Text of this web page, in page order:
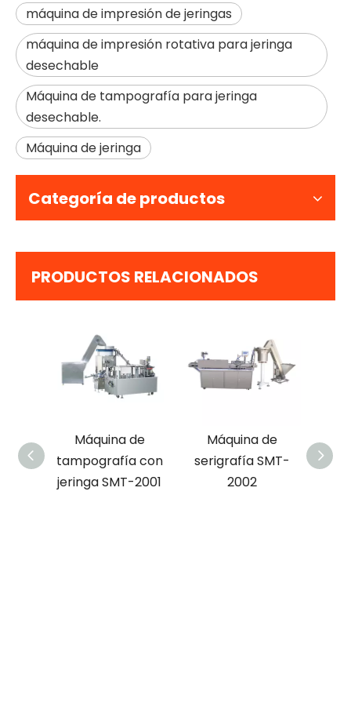
máquina de impresión de jeringas
máquina de impresión rotativa para jeringa
desechable
Máquina de tampografía para jeringa
desechable.
Máquina de jeringa
Categoría de productos
PRODUCTOS RELACIONADOS
con
Máquina de
serigrafía SMT-
2002
Máquina de
serigrafía con
barril de jeringa